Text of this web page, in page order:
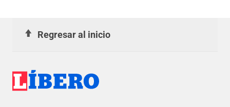
Regresar al inicio